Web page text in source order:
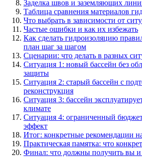
Заделка швов и заземляющих
Таблица сравнения материалов
Что выбрать в зависимости от
Частые ошибки и как их избежать
Как сделать гидроизоляцию
план шаг за шагом
Сценарии: что делать в разных
Ситуация 1: новый бассейн без
защиты
Ситуация 2: старый бассейн с
реконструкция
Ситуация 3: бассейн
климате
Ситуация 4: ограниченный
эффект
Итог: конкретные рекомендации
Практическая памятка: что
Финал: что должны получить вы и